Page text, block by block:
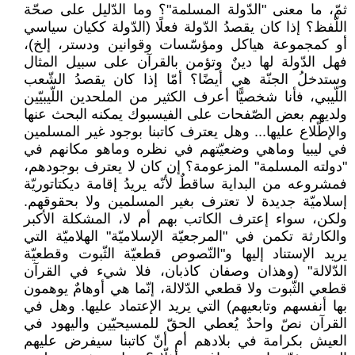
ثمّ، ما معنى "الدّولة المسلمة"؟ وما الدّليل على صحّة
اللّفظ؟ إذا كان يقصدُ الدّولة فعلًا (الدّولة ككيان سياسي
أو كمجموعة هياكل ومؤسّسات وقوانين ودستر، إلخ)،
فهل الدّولة لها دينٌ وتؤمن بالقرآن على سبيل المثال
وستدخلُ الجنّة هي أيضًا؟ أمّا إذا كان يقصدُ الشّعب
اللّيبي، فأنا شخصيًّا أعرف الكثير من الملحدين اللّيبيّين
ولديهم بعض الصّفحات على الفيسبوك يمكنه البحث عنها
والإطّلاع عليها... وهل يعترف كاتبنا بوجود غير المسلمين
في ليبيا وماهي وضعيّتهم في نظره وماهو مكانهم في
"دولته المسلمة" المزعومة؟ إن كان لا يعترف بوجودهم،
فمشروعه من البداية ساقطٌ لأنّه يريدُ إقامة ديكتاتوريّة
إسلاميّة جديدة لا تعترف بغير المسلمين ولا بحقوقهم.
ولكن، سواء إعترف الكاتب بهم أم لا، المشكلة الأكبر
والكارثة تكمن في "المرجعيّة الإسلاميّة" الهلاميّة التي
يريد الإستناد إليها و"النّصوص قطعيّة الثّبوت وقطعيّة
الدّلالة" (وهذان وصفان كاذبان، فلا شيء في القرآن
قطعي الثّبوت ولا قطعي الدّلالة، إنّما هي أوهامٌ يوهمون
بها أنفسهم وتابعيهم) التي يريد الإعتماد عليها. وهل في
القرآن نصّ واحدٌ يُعطي الحقّ للمسيحيّين واليهود في
العيش بكرامة في بلادهم أم أنّ كاتبنا سيفرض عليهم